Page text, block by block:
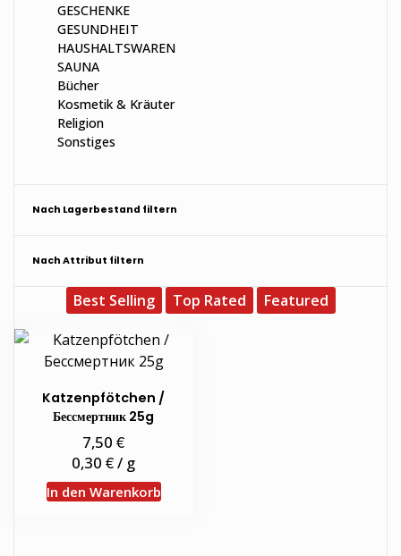
GESCHENKE
GESUNDHEIT
HAUSHALTSWAREN
SAUNA
Bücher
Kosmetik & Kräuter
Religion
Sonstiges
Nach Lagerbestand filtern
Nach Attribut filtern
Best Selling Top Rated Featured
Katzenpfötchen /
Бессмертник 25g
7,50€
0,30€/ g
In den Warenkorb